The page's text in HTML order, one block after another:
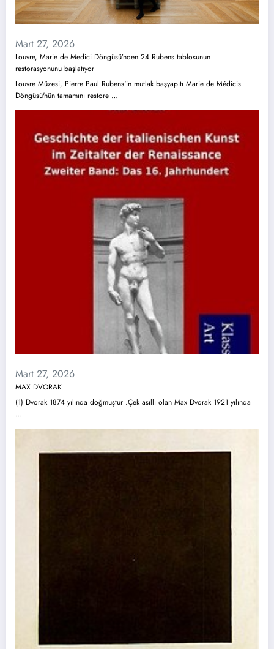
Mart 27, 2026
Louvre, Marie de Medici Döngüsü’nden 24 Rubens tablosunun
restorasyonunu başlatıyor
Louvre Müzesi, Pierre Paul Rubens'in mutlak başyapıtı Marie de Médicis
Döngüsü'nün tamamını restore …
Mart 27, 2026
MAX DVORAK
(1) Dvorak 1874 yılında doğmuştur .Çek asıllı olan Max Dvorak 1921 yılında
…